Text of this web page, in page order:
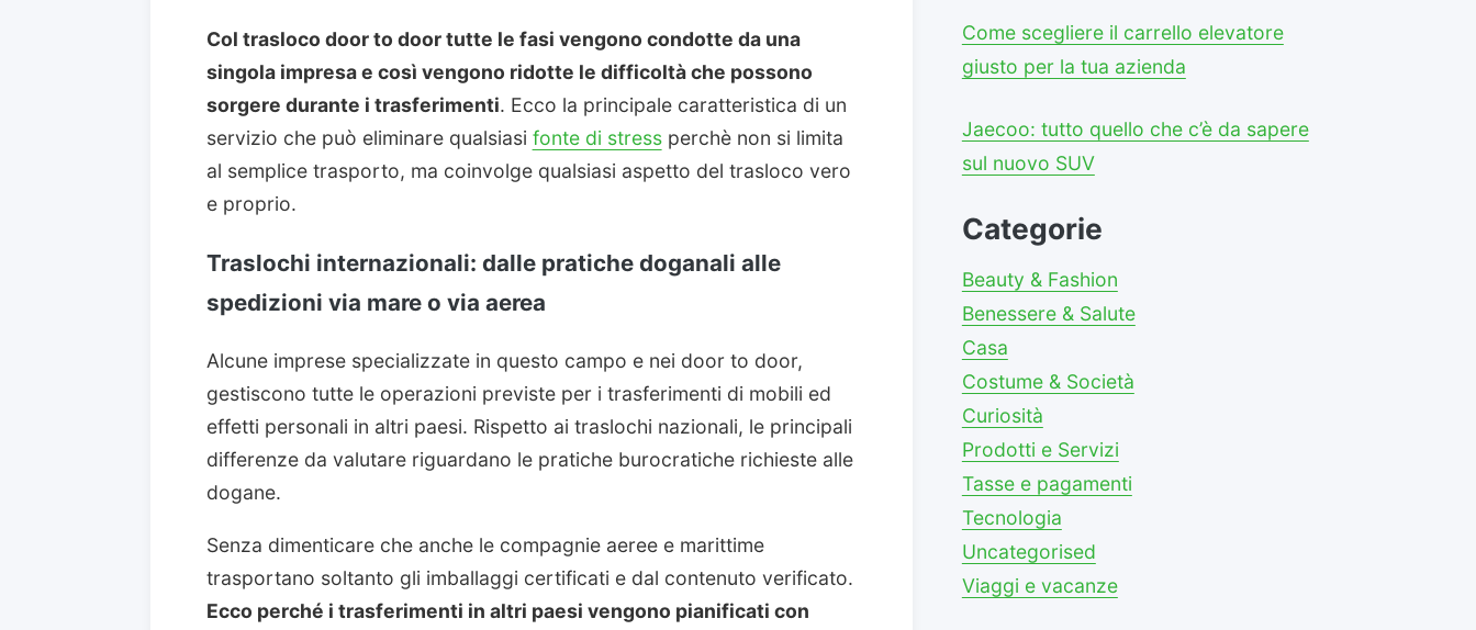
Col trasloco door to door tutte le fasi vengono condotte da una
singola impresa e così vengono ridotte le difficoltà che possono
sorgere durante i trasferimenti. Ecco la principale caratteristica di un
servizio che può eliminare qualsiasi fonte di stressperchè non si limita
al semplice trasporto, ma coinvolge qualsiasi aspetto del trasloco vero
e proprio.
Traslochi internazionali: dalle pratiche doganali alle
spedizioni via mare o via aerea
Alcune imprese specializzate in questo campo e nei door to door,
gestiscono tutte le operazioni previste per i trasferimenti di mobili ed
effetti personali in altri paesi. Rispetto ai traslochi nazionali, le principali
differenze da valutare riguardano le pratiche burocratiche richieste alle
dogane.
Senza dimenticare che anche le compagnie aeree e marittime
trasportano soltanto gli imballaggi certificati e dal contenuto verificato.
Ecco perché i trasferimenti in altri paesi vengono pianificati con
Come scegliere il carrello elevatore
giusto per la tua azienda
Jaecoo: tutto quello che c’è da sapere
sul nuovo SUV
Categorie
Beauty & Fashion
Benessere & Salute
Casa
Costume & Società
Curiosità
Prodotti e Servizi
Tasse e pagamenti
Tecnologia
Uncategorised
Viaggi e vacanze